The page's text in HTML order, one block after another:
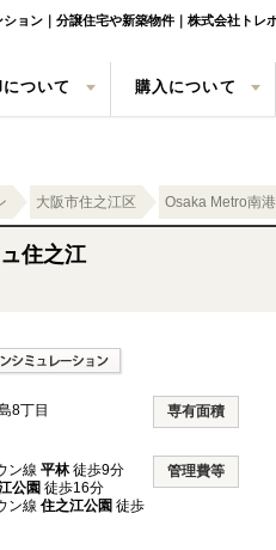
ョン｜分譲住宅や新築物件｜株式会社トレ
ついて
買取
購入について
検索 現地
大阪市住之江区 Osaka Metro南
ュ住之江
8丁目
専有面積
ン線 平林徒歩9分
公園 徒歩16分
ン線 住之江公園 徒歩
管理費等